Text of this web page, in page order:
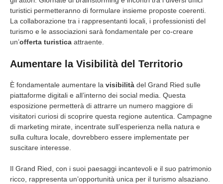
turistici permetteranno di formulare insieme proposte coerenti.
La collaborazione tra i rappresentanti locali, i professionisti del
turismo e le associazioni sarà fondamentale per co-creare
un’offerta turistica attraente.
Aumentare la Visibilità del Territorio
È fondamentale aumentare la visibilità del Grand Ried sulle
piattaforme digitali e all’interno dei social media. Questa
esposizione permetterà di attrarre un numero maggiore di
visitatori curiosi di scoprire questa regione autentica. Campagne
di marketing mirate, incentrate sull’esperienza nella natura e
sulla cultura locale, dovrebbero essere implementate per
suscitare interesse.
Il Grand Ried, con i suoi paesaggi incantevoli e il suo patrimonio
ricco, rappresenta un’opportunità unica per il turismo alsaziano.